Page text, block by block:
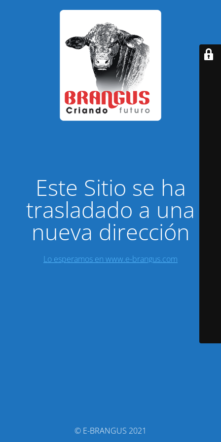
Este Sitio se ha
trasladado a una
nueva dirección
Lo esperamos en www.e-brangus.com
© E-BRANGUS 2021